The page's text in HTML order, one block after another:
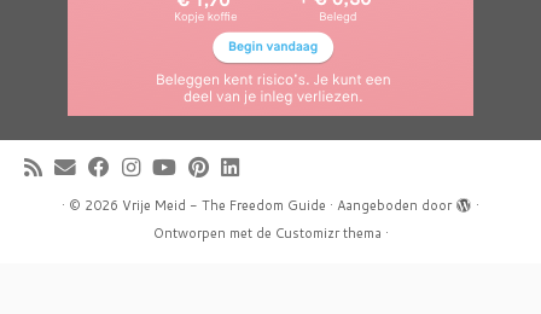
· © 2026 Vrije Meid - The Freedom Guide · Aangeboden door
·
Ontworpen met de Customizr thema ·